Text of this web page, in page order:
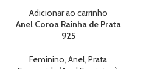
Adicionar ao carrinho
Anel Coroa Rainha de Prata
925
Feminino, Anel, Prata